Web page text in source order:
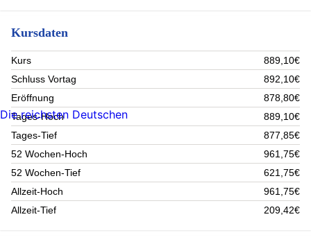
PriceSmart Inc. Registered Shares DL -,0001 (3%)
Kursdaten
Kurs
889,10€
Schluss Vortag
892,10€
Eröffnung
878,80€
Tages-Hoch
889,10€
Tages-Tief
877,85€
52 Wochen-Hoch
961,75€
52 Wochen-Tief
621,75€
Allzeit-Hoch
961,75€
Allzeit-Tief
209,42€
Die reichsten Deutschen